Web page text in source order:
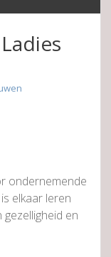
ondernemende
elkaar leren
en